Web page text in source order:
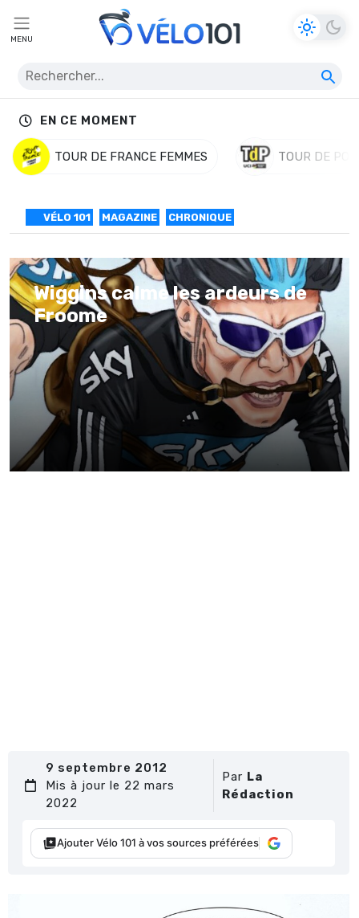
MENU
EN CE MOMENT
TOUR DE FRANCE FEMMES TOUR DE
VÉLO 101 MAGAZINE CHRONIQUE
Wiggins calme les ardeurs de
Froome
9 septembre 2012
Mis à jour le 22 mars
2022
Par La
Rédaction
Ajouter Vélo 101 à vos sources préférées